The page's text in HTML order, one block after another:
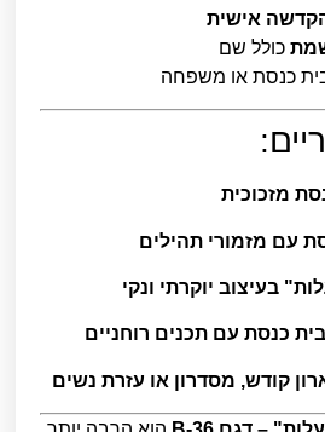
אישית
כולל שם
כנסת או משפחה
מזכוכית
עם מזמורי תהילים
בעיצוב יוקרתי ונקי
כנסת עם תכנים רוחניים
קודש, מסדרון או עזרת נשים